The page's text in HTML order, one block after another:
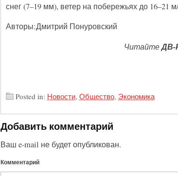
снег (7–19 мм), ветер на побережьях до 16–21
Авторы:Дмитрий Понуровский
Читайте
Posted in: Новости, Общество, Экономика
Добавить комментарий
Ваш e-mail не будет опубликован.
Комментарий